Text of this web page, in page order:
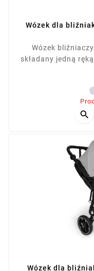
Wózek dla
Wózek
składany jedną
22 kg na
regulowaną
amortyzację 4
kosz (5 kg),
po złożeniu: 
Wózek dla